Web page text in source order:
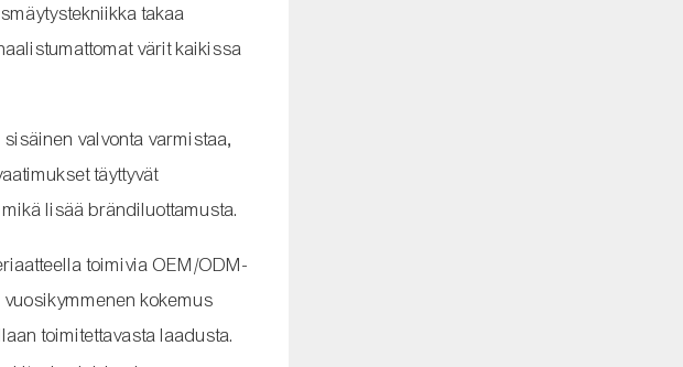
takaa
värit kaikissa
valvonta varmistaa,
täyttyvät
lisää brändiluottamusta.
toimivia OEM/ODM-
kokemus
toimitettavasta laadusta.